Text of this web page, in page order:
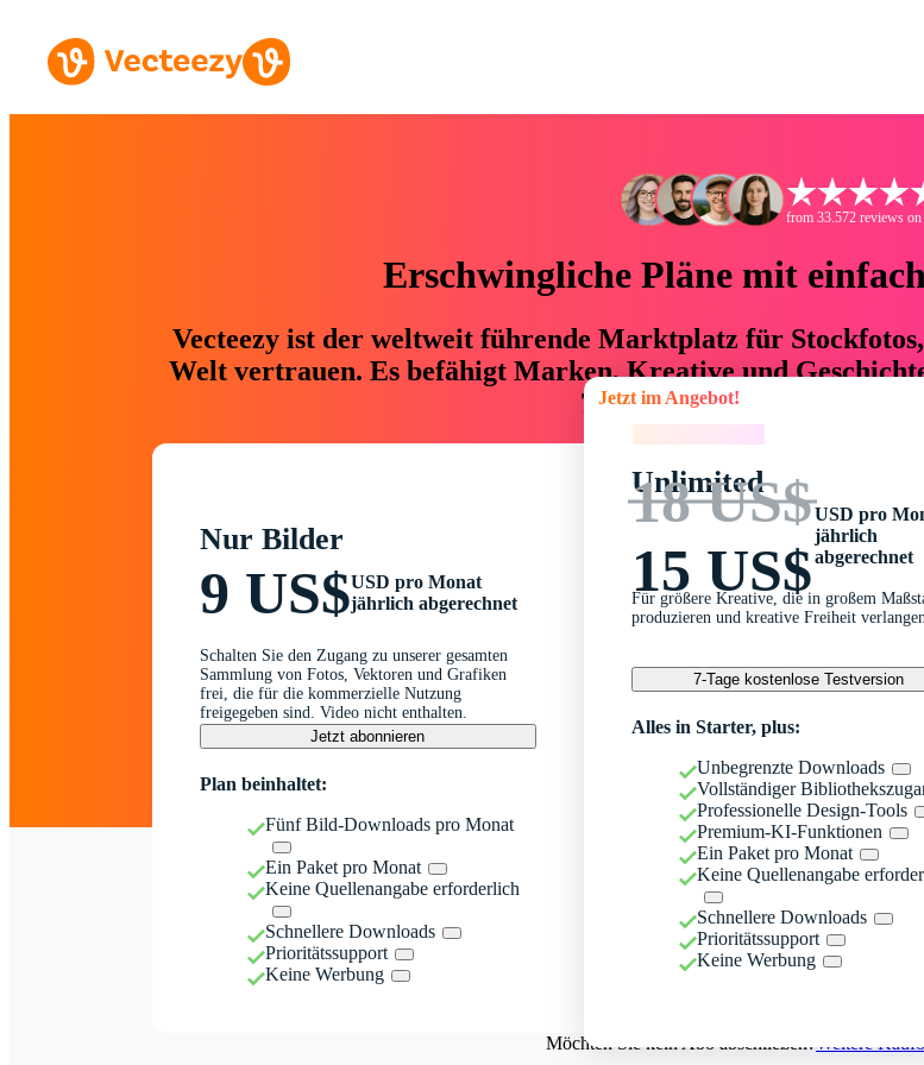
from 33.572 reviews
Erschwingliche Pläne mit
Vecteezy ist der weltweit führende Marktplatz für
Welt vertrauen. Es befähigt Marken, Kreative und
76 % an Zeit und Budget
Nur Bilder
9 US$USD pro Monat
jährlich abgerechnet
Schalten Sie den Zugang zu unserer gesamten
Sammlung von Fotos, Vektoren und Grafiken
frei, die für die kommerzielle Nutzung
freigegeben sind. Video nicht enthalten.
Jetzt abonnieren
Plan beinhaltet:
Fünf Bild-Downloads pro Monat
Ein Paket pro Monat
Keine Quellenangabe erforderlich
Schnellere Downloads
Prioritätssupport
Keine Werbung
Jetzt im Angebot!
Unlimited
18 US$
15 US$
USD pro
jährlich
abgerechnet
Für größere Kreative, die in großem
produzieren und kreative Freiheit verlangen
7-Tage kostenlose Testversion
Alles in Starter, plus:
Unbegrenzte Downloads
Vollständiger
Professionelle Design-Tools
Premium-KI-Funktionen
Ein Paket pro Monat
Keine Quellenangabe
Schnellere Downloads
Prioritätssupport
Keine Werbung
Möchten Sie kein Abo abschließen?Weitere